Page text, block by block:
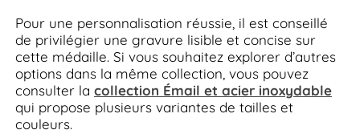
Pour une personnalisation réussie, il est conseillé
de privilégier une gravure lisible et concise sur
cette médaille. Si vous souhaitez explorer d’autres
options dans la même collection, vous pouvez
consulter la collection Émail et acier inoxydable
qui propose plusieurs variantes de tailles et
couleurs.